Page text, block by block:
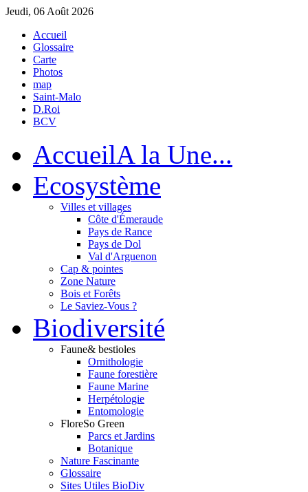
Jeudi, 06 Août 2026
Accueil
Glossaire
Carte
Photos
map
Saint-Malo
D.Roi
BCV
AccueilA la Une...
Ecosystème
Villes et villages
Côte d'Émeraude
Pays de Rance
Pays de Dol
Val d'Arguenon
Cap & pointes
Zone Nature
Bois et Forêts
Le Saviez-Vous ?
Biodiversité
Faune& bestioles
Ornithologie
Faune forestière
Faune Marine
Herpétologie
Entomologie
FloreSo Green
Parcs et Jardins
Botanique
Nature Fascinante
Glossaire
Sites Utiles BioDiv